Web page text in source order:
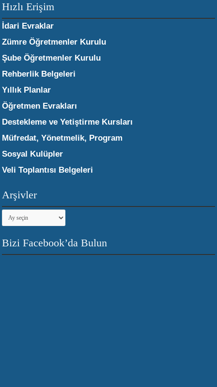
Hızlı Erişim
İdari Evraklar
Zümre Öğretmenler Kurulu
Şube Öğretmenler Kurulu
Rehberlik Belgeleri
Yıllık Planlar
Öğretmen Evrakları
Destekleme ve Yetiştirme Kursları
Müfredat, Yönetmelik, Program
Sosyal Kulüpler
Veli Toplantısı Belgeleri
Arşivler
Arşivler
Bizi Facebook’da Bulun